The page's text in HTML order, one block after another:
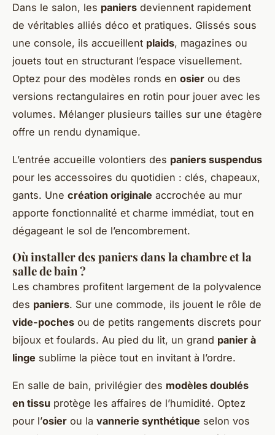
Dans le salon, les paniers deviennent rapidement
de véritables alliés déco et pratiques. Glissés sous
une console, ils accueillent plaids, magazines ou
jouets tout en structurant l’espace visuellement.
Optez pour des modèles ronds en osier ou des
versions rectangulaires en rotin pour jouer avec les
volumes. Mélanger plusieurs tailles sur une étagère
offre un rendu dynamique.
L’entrée accueille volontiers des paniers suspendus
pour les accessoires du quotidien : clés, chapeaux,
gants. Une création originale accrochée au mur
apporte fonctionnalité et charme immédiat, tout en
dégageant le sol de l’encombrement.
Où installer des paniers dans la chambre et la
salle de bain ?
Les chambres profitent largement de la polyvalence
des paniers. Sur une commode, ils jouent le rôle de
vide-poches ou de petits rangements discrets pour
bijoux et foulards. Au pied du lit, un grand panier à
linge sublime la pièce tout en invitant à l’ordre.
En salle de bain, privilégier des modèles doublés
en tissu protège les affaires de l’humidité. Optez
pour l’osier ou la vannerie synthétique selon vos